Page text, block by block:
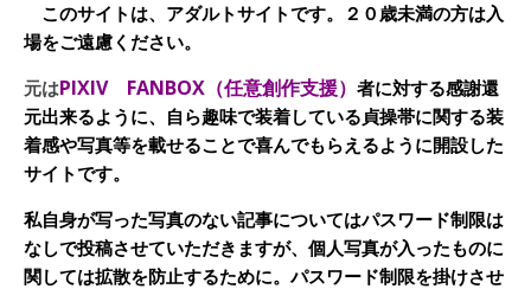
このサイトは、アダルトサイトです。２０歳未満の方は入
場をご遠慮ください。
元はPIXIV FANBOX（任意創作支援） 者に対する感謝還
元出来るように、自ら趣味で装着している貞操帯に関する装
着感や写真等を載せることで喜んでもらえるように開設した
サイトです。
私自身が写った写真のない記事についてはパスワード制限は
なしで投稿させていただきますが、個人写真が入ったものに
関しては拡散を防止するために。パスワード制限を掛けさせ